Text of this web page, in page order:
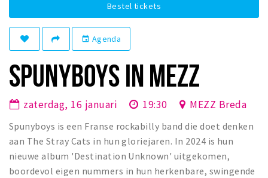
Parkeren
Musea, theaters & podia
Toeristische routes
Natuurgebieden
Baroniepoorten
Sport
Bestel tickets
event Agenda
SPUNYBOYS IN MEZZ
zaterdag, 16 januari 19:30 MEZZ Breda
Spunyboys is een Franse rockabilly band die doet denken
aan The Stray Cats in hun gloriejaren. In 2024 is hun
nieuwe album 'Destination Unknown' uitgekomen,
boordevol eigen nummers in hun herkenbare, swingende